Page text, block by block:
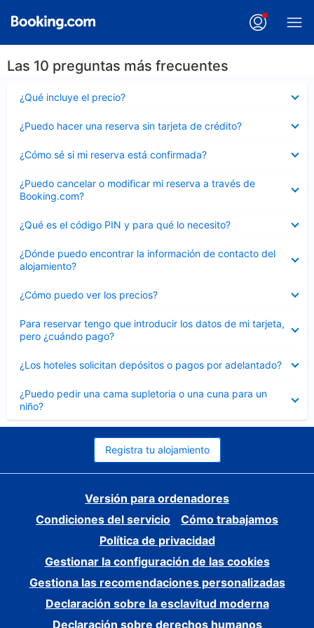
Las 10 preguntas más frecuentes
¿Qué incluye el precio?
cerrado
¿Puedo hacer una reserva sin tarjeta de crédito?
cerrado
¿Cómo sé si mi reserva está confirmada?
cerrado
¿Puedo cancelar o modificar mi reserva a través de
Booking.com?
cerrado
¿Qué es el código PIN y para qué lo necesito?
cerrado
¿Dónde puedo encontrar la información de contacto del
alojamiento?
cerrado
¿Cómo puedo ver los precios?
cerrado
Para reservar tengo que introducir los datos de mi tarjeta,
pero ¿cuándo pago?
cerrado
¿Los hoteles solicitan depósitos o pagos por adelantado?
cerrado
¿Puedo pedir una cama supletoria o una cuna para un
niño?
cerrado
Registra tu alojamiento
Versión para ordenadores
Condiciones del servicio
Cómo trabajamos
Política de privacidad
Gestionar la configuración de las cookies
Gestiona las recomendaciones personalizadas
Declaración sobre la esclavitud moderna
Declaración sobre derechos humanos